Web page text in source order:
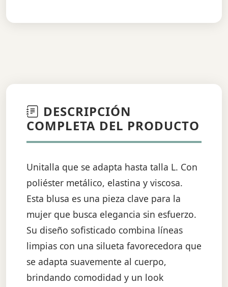
DESCRIPCIÓN
COMPLETA DEL PRODUCTO
Unitalla que se adapta hasta talla L. Con
poliéster metálico, elastina y viscosa.
Esta blusa es una pieza clave para la
mujer que busca elegancia sin esfuerzo.
Su diseño sofisticado combina líneas
limpias con una silueta favorecedora que
se adapta suavemente al cuerpo,
brindando comodidad y un look